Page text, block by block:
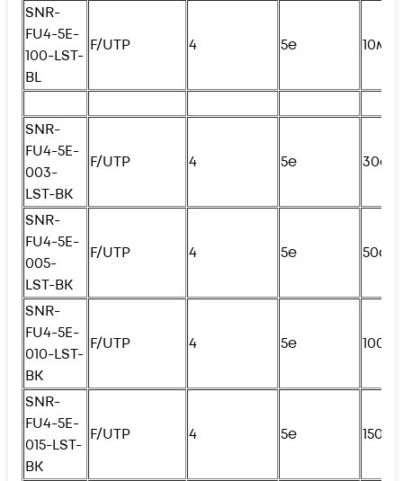
SNR-
FU4-5E-
100-LST-
BL
F/UTP 4 5e 10м
SNR-
FU4-5E-
003-
LST-BK
F/UTP 4 5e 30см
SNR-
FU4-5E-
005-
LST-BK
F/UTP 4 5e 50см
SNR-
FU4-5E-
010-LST-
BK
F/UTP 4 5e
SNR-
FU4-5E-
015-LST-
BK
F/UTP 4 5e 150см